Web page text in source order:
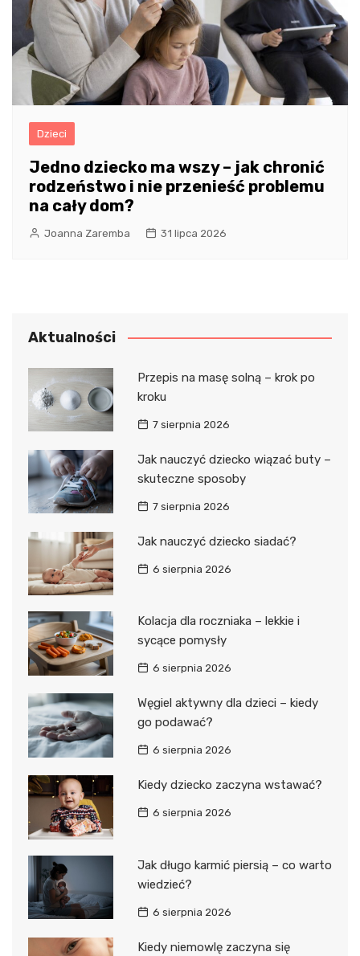
Dzieci
Jedno dziecko ma wszy – jak chronić
rodzeństwo i nie przenieść problemu
na cały dom?
Joanna Zaremba 31 lipca 2026
Aktualności
Przepis na masę solną – krok po
kroku
7 sierpnia 2026
Jak nauczyć dziecko wiązać buty –
skuteczne sposoby
7 sierpnia 2026
Jak nauczyć dziecko siadać?
6 sierpnia 2026
Kolacja dla roczniaka – lekkie i
sycące pomysły
6 sierpnia 2026
Węgiel aktywny dla dzieci – kiedy
go podawać?
6 sierpnia 2026
Kiedy dziecko zaczyna wstawać?
6 sierpnia 2026
Jak długo karmić piersią – co warto
wiedzieć?
6 sierpnia 2026
Kiedy niemowlę zaczyna się